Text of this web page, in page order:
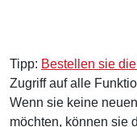
Tipp: Bestellen sie
Zugriff auf alle
Wenn sie keine
möchten, können sie